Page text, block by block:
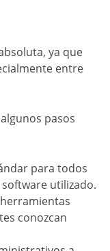
ya que
entre
pasos
para todos
utilizado.
conozcan